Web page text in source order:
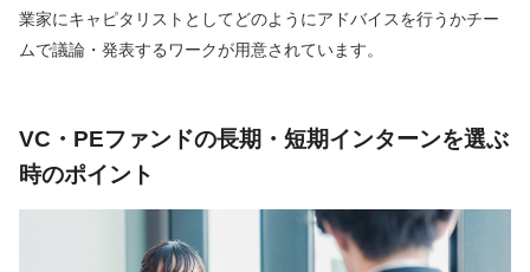
業家にキャピタリストとしてどのようにアドバイスを行うかチー
ムで議論・発表するワークが用意されています。
VC・PEファンドの長期・短期インターンを選ぶ
時のポイント